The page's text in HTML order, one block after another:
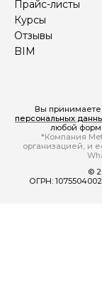
Прайс-листы
Курсы
Отзывы
BIM
Вы принимаете
персональных
любой
*Компания
организацией, и
©
ОГРН: